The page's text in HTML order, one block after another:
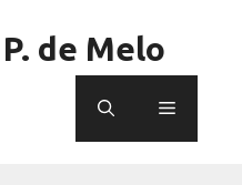
de Melo
Menu